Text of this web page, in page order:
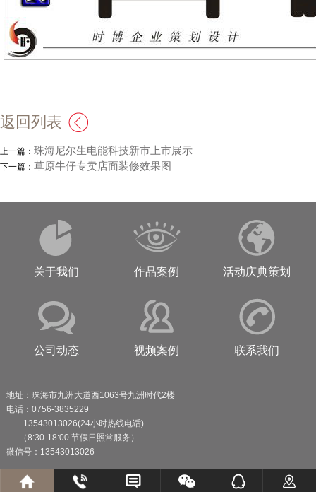
返回列表
上一篇： 珠海尼尔生电能科技新市上市展示
下一篇： 草原牛仔专卖店面装修效果图
关于我们 作品案例 活动庆典策划
公司动态 视频案例 联系我们
地址：珠海市九洲大道西1063号九洲时代2楼
电话：0756-3835229
13543013026(24小时热线电话)
（8:30-18:00 节假日照常服务）
微信号：13543013026